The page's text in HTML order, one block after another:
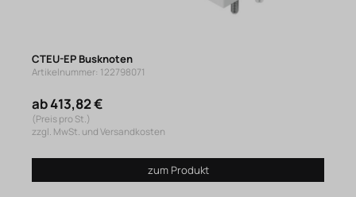
CTEU-EP Busknoten
Artikelnummer: 122798071
ab 413,82 €
(Preis pro St.)
zzgl. MwSt. und Versandkosten
zum Produkt